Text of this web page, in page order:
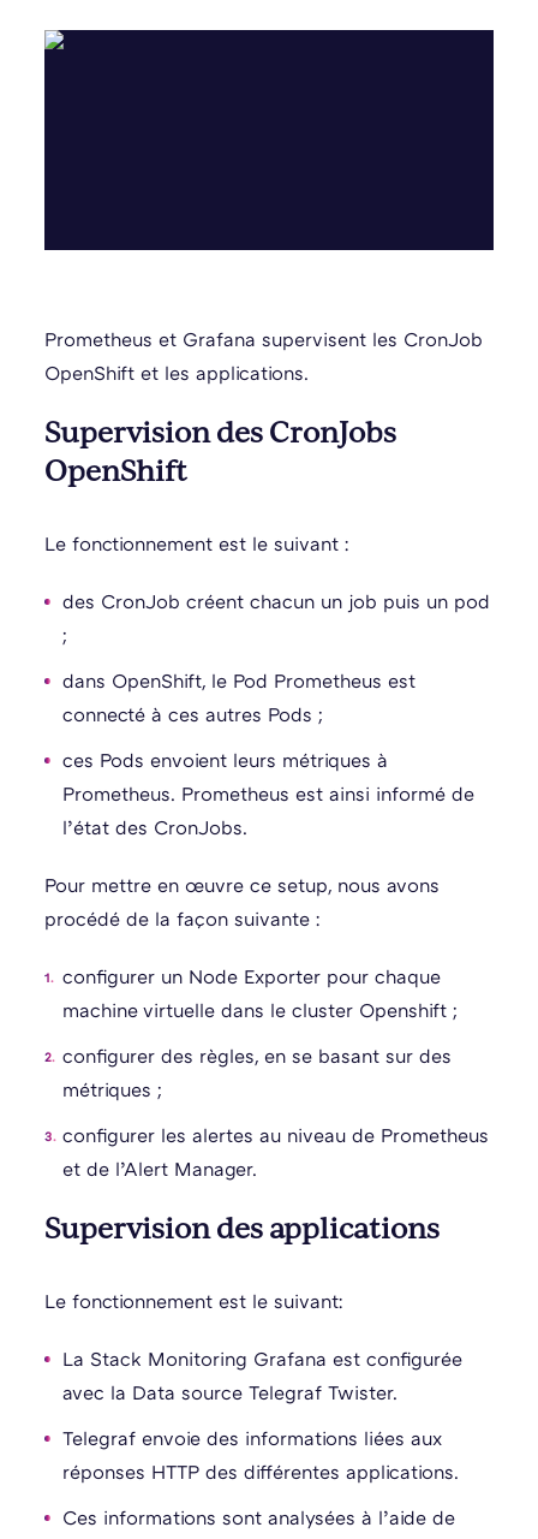
Prometheus et Grafana supervisent les CronJob
OpenShift et les applications.
Supervision des CronJobs
OpenShift
Le fonctionnement est le suivant :
des CronJob créent chacun un job puis un pod
;
dans OpenShift, le Pod Prometheus est
connecté à ces autres Pods ;
ces Pods envoient leurs métriques à
Prometheus. Prometheus est ainsi informé de
l’état des CronJobs.
Pour mettre en œuvre ce setup, nous avons
procédé de la façon suivante :
configurer un Node Exporter pour chaque
machine virtuelle dans le cluster Openshift ;
configurer des règles, en se basant sur des
métriques ;
configurer les alertes au niveau de Prometheus
et de l’Alert Manager.
Supervision des applications
Le fonctionnement est le suivant:
La Stack Monitoring Grafana est configurée
avec la Data source Telegraf Twister.
Telegraf envoie des informations liées aux
réponses HTTP des différentes applications.
Ces informations sont analysées à l’aide de